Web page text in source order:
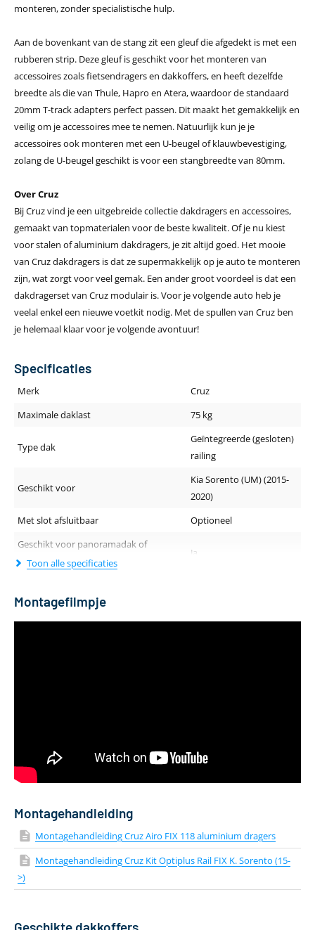
monteren, zonder specialistische hulp.
Aan de bovenkant van de stang zit een gleuf die afgedekt is met een
rubberen strip. Deze gleuf is geschikt voor het monteren van
accessoires zoals fietsendragers en dakkoffers, en heeft dezelfde
breedte als die van Thule, Hapro en Atera, waardoor de standaard
20mm T-track adapters perfect passen. Dit maakt het gemakkelijk en
veilig om je accessoires mee te nemen. Natuurlijk kun je je
accessoires ook monteren met een U-beugel of klauwbevestiging,
zolang de U-beugel geschikt is voor een stangbreedte van 80mm.
Over Cruz
Bij Cruz vind je een uitgebreide collectie dakdragers en accessoires,
gemaakt van topmaterialen voor de beste kwaliteit. Of je nu kiest
voor stalen of aluminium dakdragers, je zit altijd goed. Het mooie
van Cruz dakdragers is dat ze supermakkelijk op je auto te monteren
zijn, wat zorgt voor veel gemak. Een ander groot voordeel is dat een
dakdragerset van Cruz modulair is. Voor je volgende auto heb je
veelal enkel een nieuwe voetkit nodig. Met de spullen van Cruz ben
je helemaal klaar voor je volgende avontuur!
Specificaties
Merk
Cruz
Maximale daklast
75 kg
Type dak
Geïntegreerde (gesloten)
railing
Geschikt voor
Kia Sorento (UM) (2015-
2020)
Met slot afsluitbaar
Optioneel
Geschikt voor panoramadak of
schuif-/kanteldak
Ja
Dakdragerprofiel (breedte - hoogte)
Geschikt voor daktent
Ja
Bevestiging via T-adapter
Toon alle specificaties
Montagefilmpje
Montagehandleiding
Montagehandleiding Cruz Airo FIX 118 aluminium dragers
Montagehandleiding Cruz Kit Optiplus Rail FIX K. Sorento (15-
>)